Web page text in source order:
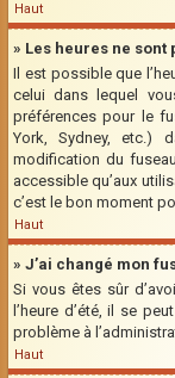
Haut
» Les heures ne sont
Il est possible que
celui dans lequel
préférences pour le
York, Sydney, etc.)
modification du
accessible qu’aux
c’est le bon moment
Haut
» J’ai changé mon
Si vous êtes sûr
l’heure d’été, il se
problème à
Haut